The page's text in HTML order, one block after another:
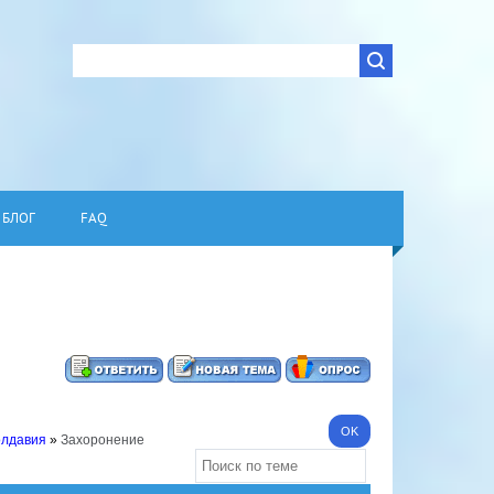
БЛОГ FAQ
» Захоронение